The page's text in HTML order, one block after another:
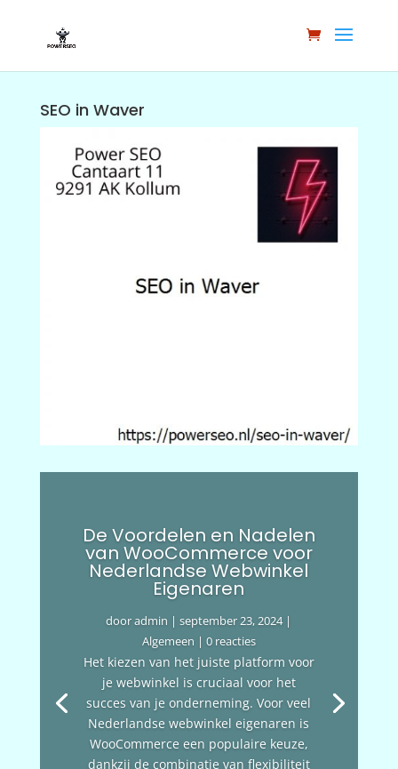
SEO in Waver
De Voordelen en Nadelen
van WooCommerce voor
Nederlandse Webwinkel
Eigenaren
dooradmin |september 23, 2024|
Algemeen | 0 reacties
Het kiezen van het juiste platform voor
je webwinkel is cruciaal voor het
succes van je onderneming. Voor veel
Nederlandse webwinkel eigenaren is
WooCommerce een populaire keuze,
dankzij de combinatie van flexibiliteit